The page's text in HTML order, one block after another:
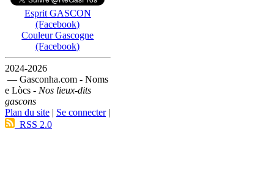
Esprit GASCON
(Facebook)
Couleur Gascogne
(Facebook)
2024-2026
— Gasconha.com - Noms
e Lòcs - Nos lieux-dits
gascons
Plan du site | Se connecter|
RSS 2.0